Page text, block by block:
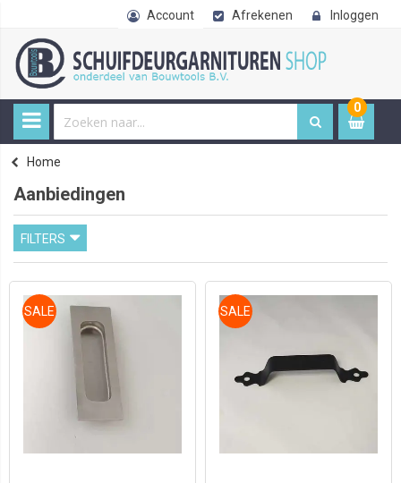
Account Afrekenen Inloggen
0
item
Home
Aanbiedingen
FILTERS
SALE SALE